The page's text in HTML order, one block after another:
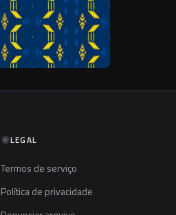
LEGAL
Termos de serviço
Política de privacidade